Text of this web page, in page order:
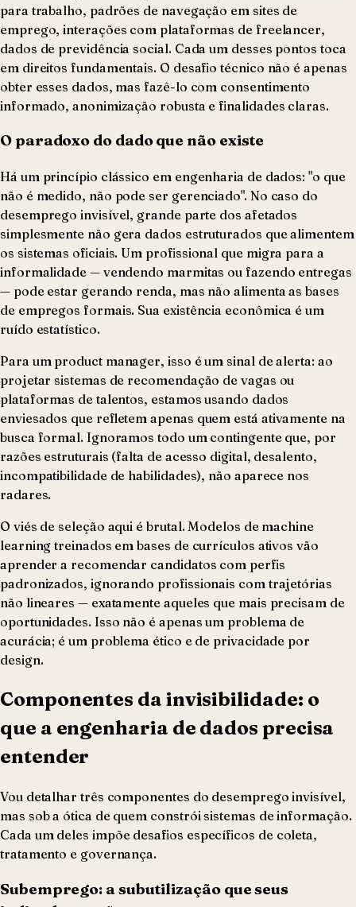
para trabalho, padrões de navegação em sites de
emprego, interações com plataformas de freelancer,
dados de previdência social. Cada um desses pontos toca
em direitos fundamentais. O desafio técnico não é apenas
obter esses dados, mas fazê-lo com consentimento
informado, anonimização robusta e finalidades claras.
O paradoxo do dado que não existe
Há um princípio clássico em engenharia de dados: "o que
não é medido, não pode ser gerenciado". No caso do
desemprego invisível, grande parte dos afetados
simplesmente não gera dados estruturados que alimentem
os sistemas oficiais. Um profissional que migra para a
informalidade — vendendo marmitas ou fazendo entregas
— pode estar gerando renda, mas não alimenta as bases
de empregos formais. Sua existência econômica é um
ruído estatístico.
Para um product manager, isso é um sinal de alerta: ao
projetar sistemas de recomendação de vagas ou
plataformas de talentos, estamos usando dados
enviesados que refletem apenas quem está ativamente na
busca formal. Ignoramos todo um contingente que, por
razões estruturais (falta de acesso digital, desalento,
incompatibilidade de habilidades), não aparece nos
radares.
O viés de seleção aqui é brutal. Modelos de machine
learning treinados em bases de currículos ativos vão
aprender a recomendar candidatos com perfis
padronizados, ignorando profissionais com trajetórias
não lineares — exatamente aqueles que mais precisam de
oportunidades. Isso não é apenas um problema de
acurácia; é um problema ético e de privacidade por
design.
Componentes da invisibilidade: o
que a engenharia de dados precisa
entender
Vou detalhar três componentes do desemprego invisível,
mas sob a ótica de quem constrói sistemas de informação.
Cada um deles impõe desafios específicos de coleta,
tratamento e governança.
Subemprego: a subutilização que seus